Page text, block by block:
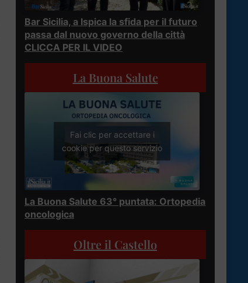
Bar Sicilia, a Ispica la sfida per il futuro
passa dal nuovo governo della città
CLICCA PER IL VIDEO
La Buona Salute
Fai clic per accettare i
cookie per questo servizio
La Buona Salute 63° puntata: Ortopedia
oncologica
Oltre il Castello